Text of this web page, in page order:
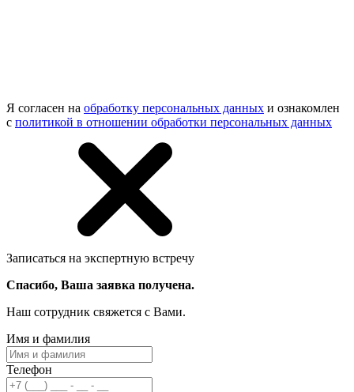
Я согласен на обработку персональных данных и ознакомлен
с политикой в отношении обработки персональных данных
Записаться на экспертную встречу
Спасибо, Ваша заявка получена.
Наш сотрудник свяжется с Вами.
Имя и фамилия
Телефон